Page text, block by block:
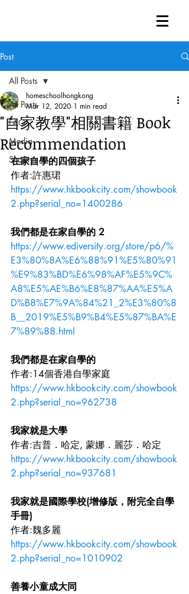
Post
All Posts
FAQ
Media
Sharing
All Posts
"自家教學"相關書籍 Book
Recommendation
homeschoolhongkong
Mar 12, 2020 1 min read
在家自學的四個孩子
作者:許惠珺
https://www.hkbookcity.com/showbook
2.php?serial_no=1400286
我們都是在家自學的 2
https://www.ediversity.org/store/p6/%
E3%80%8A%E6%88%91%E5%80%91
%E9%83%BD%E6%98%AF%E5%9C%
A8%E5%AE%B6%E8%87%AA%E5%A
D%B8%E7%9A%84%21_2%E3%80%8
B__2019%E5%B9%B4%E5%87%BA%E
7%89%88.html
我們都是在家自學的
作者:14個香港自學家庭
https://www.hkbookcity.com/showbook
2.php?serial_no=962738
我家就是大學
作者:吉普．哈定, 蒙娜．麗莎．哈定
https://www.hkbookcity.com/showbook
2.php?serial_no=937681
我家就是國際學校(增修版，附完全自學
手冊)
作者:魏多麗
https://www.hkbookcity.com/showbook
2.php?serial_no=1010902
善養小童成大同